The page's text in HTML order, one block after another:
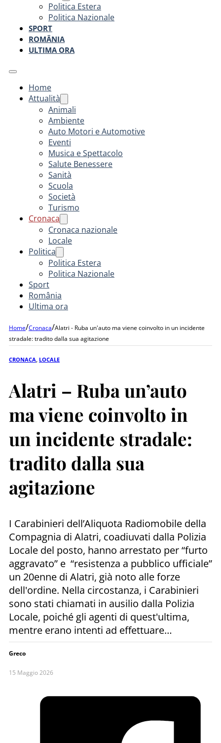
Politica Estera
Politica Nazionale
SPORT
ROMÂNIA
ULTIMA ORA
Home
Attualità
Animali
Ambiente
Auto Motori e Automotive
Eventi
Musica e Spettacolo
Salute Benessere
Sanità
Scuola
Società
Turismo
Cronaca
Cronaca nazionale
Locale
Politica
Politica Estera
Politica Nazionale
Sport
România
Ultima ora
Home/Cronaca/Alatri - Ruba un'auto ma viene coinvolto in un incidente
stradale: tradito dalla sua agitazione
CRONACA LOCALE
Alatri – Ruba un’auto
ma viene coinvolto in
un incidente stradale:
tradito dalla sua
agitazione
I Carabinieri dell’Aliquota Radiomobile della
Compagnia di Alatri, coadiuvati dalla Polizia
Locale del posto, hanno arrestato per “furto
aggravato” e “resistenza a pubblico ufficiale”
un 20enne di Alatri, già noto alle forze
dell'ordine. Nella circostanza, i Carabinieri
sono stati chiamati in ausilio dalla Polizia
Locale, poiché gli agenti di quest'ultima,
mentre erano intenti ad effettuare…
Greco
15 Maggio 2026